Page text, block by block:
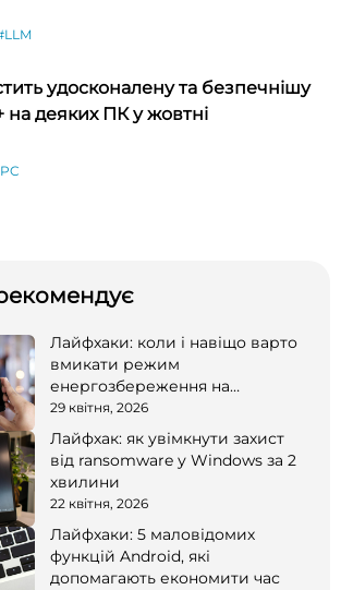
удосконалену та безпечнішу
на деяких ПК у жовтні
Лайфхаки: коли і навіщо варто
вмикати режим
енергозбереження на
смартфоні
29 квітня, 2026
Лайфхак: як увімкнути захист
від ransomware у Windows за 2
хвилини
22 квітня, 2026
Лайфхаки: 5 маловідомих
функцій Android, які
допомагають економити час